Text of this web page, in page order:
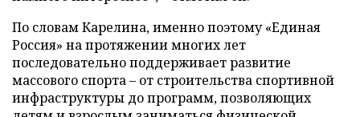
По словам Карелина, именно поэтому «Единая
Россия» на протяжении многих лет
последовательно поддерживает развитие
массового спорта – от строительства спортивной
инфраструктуры до программ, позволяющих